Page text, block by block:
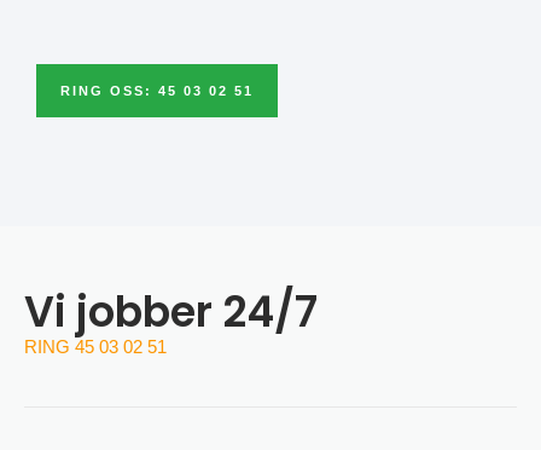
RING OSS: 45 03 02 51
Vi jobber 24/7
RING 45 03 02 51